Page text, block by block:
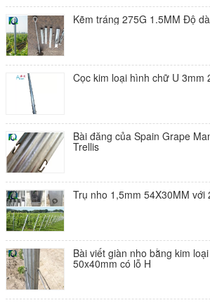
Kẽm tráng 275G 1.5MM Độ
Cọc kim loại hình chữ U 3mm
Bài đăng của Spain Grape
Trellis
Trụ nho 1,5mm 54X30MM với
Bài viết giàn nho bằng kim
50x40mm có lỗ H